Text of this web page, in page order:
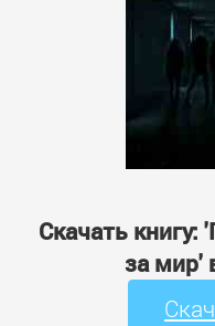
Скачать книгу:
за мир'